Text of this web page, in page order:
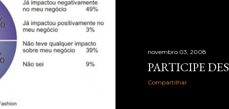
novembro 03, 2008
PARTICIPE
Compartilhar